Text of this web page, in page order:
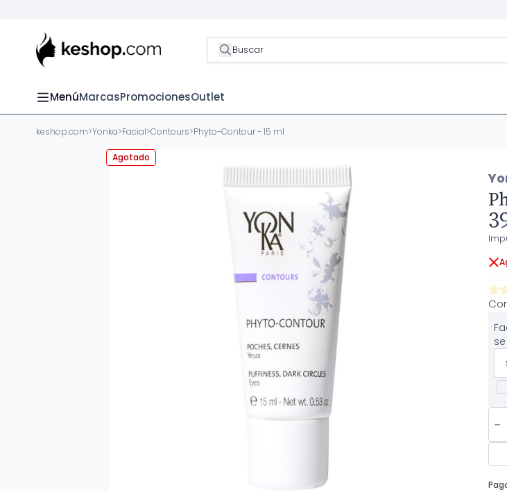
Buscar
MenúMarcasPromocionesOutlet
keshop.com>Yonka>Facial>Contours>Phyto-Contour - 15 ml
Agotado